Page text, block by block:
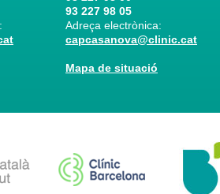
93 227 98 05
Adreça electrònica:
capcasanova@clinic.cat
Mapa de situació